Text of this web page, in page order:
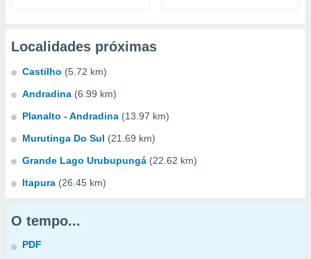
Localidades próximas
Castilho (5.72 km)
Andradina (6.99 km)
Planalto - Andradina (13.97 km)
Murutinga Do Sul (21.69 km)
Grande Lago Urubupungá (22.62 km)
Itapura (26.45 km)
O tempo...
PDF